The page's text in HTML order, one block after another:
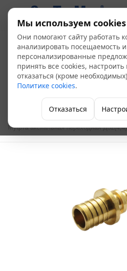
Муфта
переходная
Д32(4,4)-25(3,5)
—
Муфта аксиальная переходная
Мы используем cookies
Они помогают сайту работать
анализировать посещаемость
персонализированные
принять все cookies, настроить
отказаться (кроме
Политике cookies.
Отказаться